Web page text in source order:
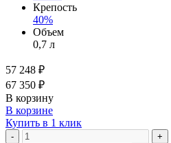
Крепость
40%
Объем
0,7 л
57 248 ₽
67 350 ₽
В корзину
В корзине
Купить в 1 клик
- +